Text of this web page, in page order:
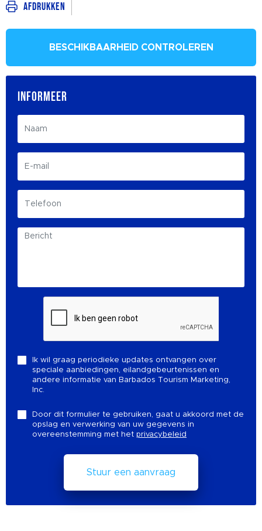
Afdrukken
BESCHIKBAARHEID CONTROLEREN
INFORMEER
Ik wil graag periodieke updates ontvangen over
speciale aanbiedingen, eilandgebeurtenissen en
andere informatie van Barbados Tourism Marketing,
Inc.
Door dit formulier te gebruiken, gaat u akkoord met de
opslag en verwerking van uw gegevens in
overeenstemming met het privacybeleid